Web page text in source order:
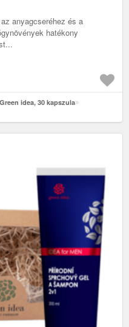
anyagcseréhez és a
hatékony
idea, 30 kapszula